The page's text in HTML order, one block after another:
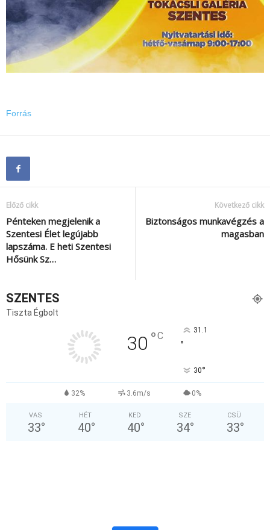
Forrás
Előző cikk
Pénteken megjelenik a
Szentesi Élet legújabb
lapszáma. E heti Szentesi
Hősünk Sz…
Következő cikk
Biztonságos munkavégzés a
magasban
SZENTES
Tiszta Égbolt
30 °C 31.1
°
30°
32% 3.6m/s 0%
VAS
33°
HÉT
40°
KED
40°
SZE
34°
CSÜ
33°